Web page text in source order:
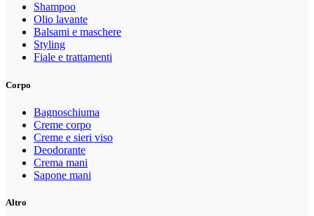
Shampoo
Olio lavante
Balsami e maschere
Styling
Fiale e trattamenti
Corpo
Bagnoschiuma
Creme corpo
Creme e sieri viso
Deodorante
Crema mani
Sapone mani
Altro